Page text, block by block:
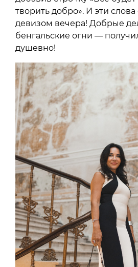
творить добро». И эти
девизом вечера! Добрые
бенгальские огни —
душевно!